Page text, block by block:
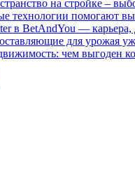
на стройке –
технологии помогают
в BetAndYou —
для урожая
чем выгоден